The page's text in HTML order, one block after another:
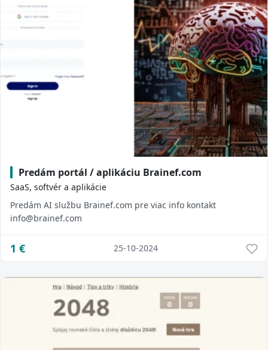
Predám portál / aplikáciu Brainef.com
SaaS, softvér a aplikácie
Predám AI službu Brainef.com pre viac info kontakt
info@brainef.com
1 € 25-10-2024